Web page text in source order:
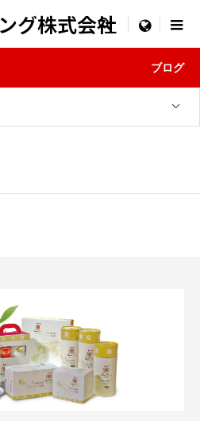
グ株式会社
 menu
ブログ